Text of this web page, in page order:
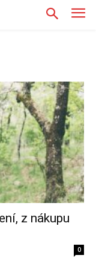
z nákupu
0